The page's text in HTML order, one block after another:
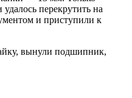
перекрутить на
и приступили к
вынули подшипник,